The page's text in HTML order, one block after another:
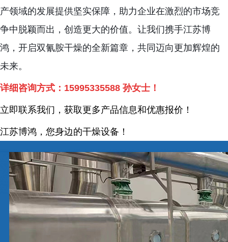
产领域的发展提供坚实保障，助力企业在激烈的市场竞
争中脱颖而出，创造更大的价值。让我们携手江苏博
鸿，开启双氰胺干燥的全新篇章，共同迈向更加辉煌的
未来。
详细咨询方式： 15995335588 孙女士！
立即联系我们，获取更多产品信息和优惠报价！
江苏博鸿，您身边的干燥设备 ！